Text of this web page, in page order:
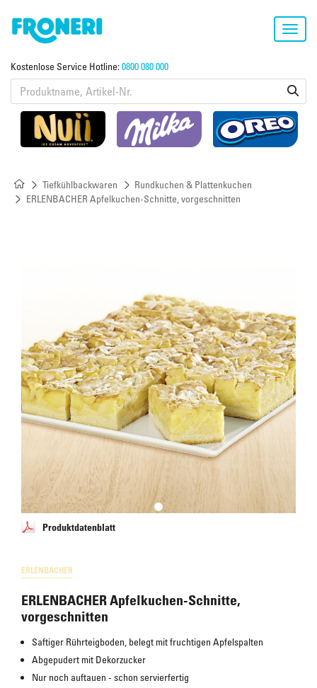
Kostenlose Service Hotline:0800 080 000
Tiefkühlbackwaren
Rundkuchen & Plattenkuchen
ERLENBACHER Apfelkuchen-Schnitte, vorgeschnitten
Produktdatenblatt
ERLENBACHER
ERLENBACHER Apfelkuchen-Schnitte,
vorgeschnitten
Saftiger Rührteigboden, belegt mit fruchtigen Apfelspalten
Abgepudert mit Dekorzucker
Nur noch auftauen - schon servierfertig